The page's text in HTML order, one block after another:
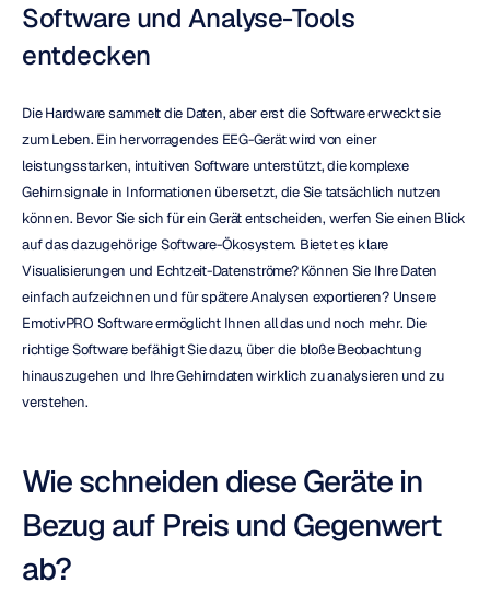
Software und Analyse-Tools
entdecken
Die Hardware sammelt die Daten, aber erst die Software erweckt sie
zum Leben. Ein hervorragendes EEG-Gerät wird von einer
leistungsstarken, intuitiven Software unterstützt, die komplexe
Gehirnsignale in Informationen übersetzt, die Sie tatsächlich nutzen
können. Bevor Sie sich für ein Gerät entscheiden, werfen Sie einen Blick
auf das dazugehörige Software-Ökosystem. Bietet es klare
Visualisierungen und Echtzeit-Datenströme? Können Sie Ihre Daten
einfach aufzeichnen und für spätere Analysen exportieren? Unsere
EmotivPRO Software ermöglicht Ihnen all das und noch mehr. Die
richtige Software befähigt Sie dazu, über die bloße Beobachtung
hinauszugehen und Ihre Gehirndaten wirklich zu analysieren und zu
verstehen.
Wie schneiden diese Geräte in
Bezug auf Preis und Gegenwert
ab?